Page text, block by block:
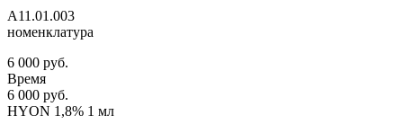
А11.01.003
номенклатура
6 000 руб.
Время
6 000 руб.
HYON 1,8% 1 мл